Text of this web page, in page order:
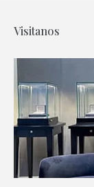
Visitanos